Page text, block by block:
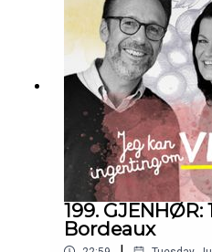
Løyrompizza
Champagne Delamotte
Delamotte Blanc De Blancs
Vegetarpizza med
199. GJENHØR:
Bordeaux